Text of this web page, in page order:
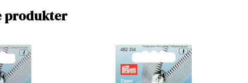
produkter